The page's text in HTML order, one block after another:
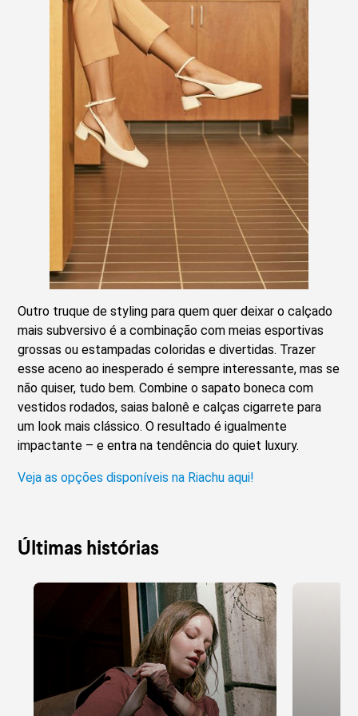
Outro truque de styling para quem quer deixar o calçado
mais subversivo é a combinação com meias esportivas
grossas ou estampadas coloridas e divertidas. Trazer
esse aceno ao inesperado é sempre interessante, mas se
não quiser, tudo bem. Combine o sapato boneca com
vestidos rodados, saias balonê e calças cigarrete para
um look mais clássico. O resultado é igualmente
impactante – e entra na tendência do quiet luxury.
Veja as opções disponíveis na Riachu aqui!
Últimas histórias